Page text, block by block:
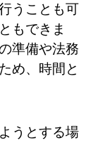
うことも可
もできま
準備や法務
め、時間と
うとする場